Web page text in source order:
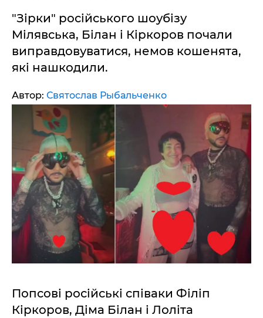
"Зірки" російського шоубізу
Мілявська, Білан і Кіркоров почали
виправдовуватися, немов кошенята,
які нашкодили.
Автор: Святослав Рыбальченко
Попсові російські співаки Філіп
Кіркоров, Діма Білан і Лоліта